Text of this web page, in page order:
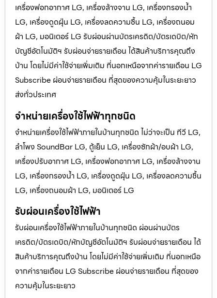
เครื่องฟอกอากาศ LG, เครื่องล้างจาน LG, เครื่องกรองน้ำ
LG, เครื่องดูดฝุ่น LG, เครื่องลดความชื้น LG, เครื่องถนอม
ผ้า LG, มอนิเตอร์ LG รับผ่อนผ่านบัตรเครดิต/บัตรเดบิต/หัก
บัญชีอัตโนมัติฯ รับผ่อนจ่ายรายเดือน ได้สินค้าบริการคุณถึง
บ้าน โดยไม่มีค่าใช้จ่ายเพิ่มเติม ที่นอกเหนือจากค่ารายเดือน LG
Subscribe ผ่อนจ่ายรายเดือน ที่สุดของความคุ้มในระยะยาว
ส่งทั่วประเทศ
จำหน่ายเครื่องใช้ไฟฟ้าทุกชนิด
จำหน่ายเครื่องใช้ไฟฟ้าภายในบ้านทุกชนิด ไม่ว่าจะเป็น ทีวี LG,
ลำโพง SoundBar LG, ตู้เย็น LG, เครื่องซักผ้า/อบผ้า LG,
เครื่องปรับอากาศ LG, เครื่องฟอกอากาศ LG, เครื่องล้างจาน
LG, เครื่องกรองน้ำ LG, เครื่องดูดฝุ่น LG, เครื่องลดความชื้น
LG, เครื่องถนอมผ้า LG, มอนิเตอร์ LG
รับผ่อนเครื่องใช้ไฟฟ้า
รับผ่อนเครื่องใช้ไฟฟ้าภายในบ้านทุกชนิด ผ่อนผ่านบัตร
เครดิต/บัตรเดบิต/หักบัญชีอัตโนมัติฯ รับผ่อนจ่ายรายเดือน ได้
สินค้าบริการคุณถึงบ้าน โดยไม่มีค่าใช้จ่ายเพิ่มเติม ที่นอกเหนือ
จากค่ารายเดือน LG Subscribe ผ่อนจ่ายรายเดือน ที่สุดของ
ความคุ้มในระยะยาว